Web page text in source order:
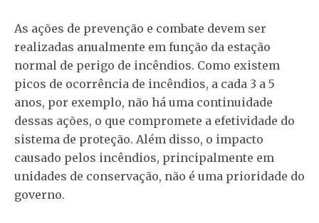
As ações de prevenção e combate devem ser
realizadas anualmente em função da estação
normal de perigo de incêndios. Como existem
picos de ocorrência de incêndios, a cada 3 a 5
anos, por exemplo, não há uma continuidade
dessas ações, o que compromete a efetividade do
sistema de proteção. Além disso, o impacto
causado pelos incêndios, principalmente em
unidades de conservação, não é uma prioridade do
governo.